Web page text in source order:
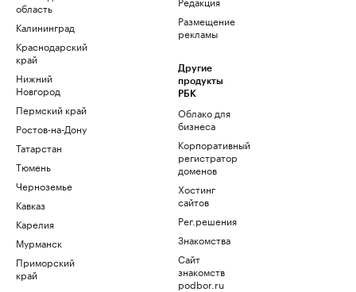
область
Калининград
Краснодарский
край
Нижний
Новгород
Пермский край
Ростов-на-Дону
Татарстан
Тюмень
Черноземье
Кавказ
Карелия
Мурманск
Приморский
край
Размещение
рекламы
Другие
продукты
РБК
Облако для
бизнеса
Корпоративный
регистратор
доменов
Хостинг
сайтов
Рег.решения
Знакомства
Сайт
знакомств
podbor.ru